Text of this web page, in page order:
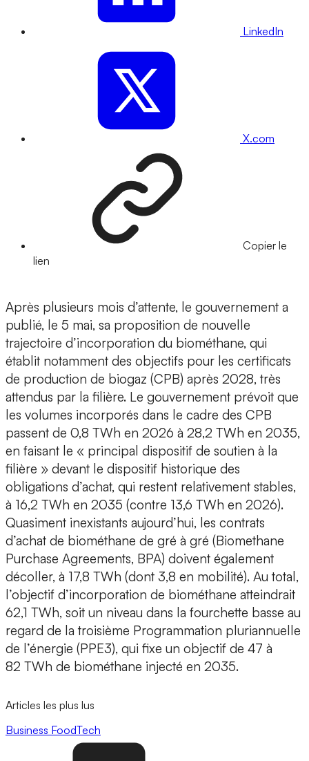
LinkedIn
X.com
Copier le
lien
Après plusieurs mois d’attente, le gouvernement a
publié, le 5 mai, sa proposition de nouvelle
trajectoire d’incorporation du biométhane, qui
établit notamment des objectifs pour les certificats
de production de biogaz (CPB) après 2028, très
attendus par la filière. Le gouvernement prévoit que
les volumes incorporés dans le cadre des CPB
passent de 0,8 TWh en 2026 à 28,2 TWh en 2035,
en faisant le « principal dispositif de soutien à la
filière » devant le dispositif historique des
obligations d’achat, qui restent relativement stables,
à 16,2 TWh en 2035 (contre 13,6 TWh en 2026).
Quasiment inexistants aujourd’hui, les contrats
d’achat de biométhane de gré à gré (Biomethane
Purchase Agreements, BPA) doivent également
décoller, à 17,8 TWh (dont 3,8 en mobilité). Au total,
l’objectif d’incorporation de biométhane atteindrait
62,1 TWh, soit un niveau dans la fourchette basse au
regard de la troisième Programmation pluriannuelle
de l’énergie (PPE3), qui fixe un objectif de 47 à
82 TWh de biométhane injecté en 2035.
Articles les plus lus
Business FoodTech